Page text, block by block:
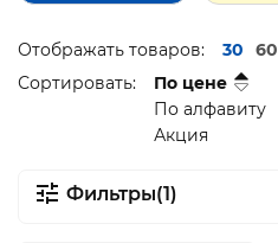
Отображать товаров: 30 60
Сортировать:
По цене
По алфавиту
Акция
Фильтры(1)